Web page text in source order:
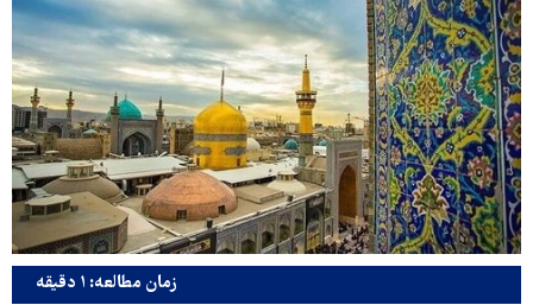
زمان مطالعه: ۱ دقیقه